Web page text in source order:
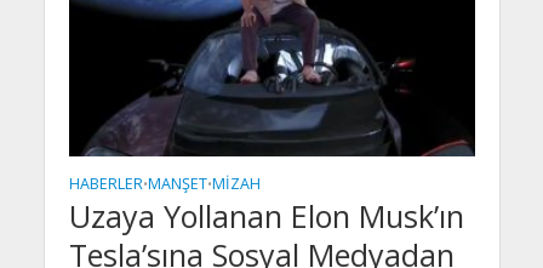
HABERLER•MANŞET•MIZAH
Uzaya Yollanan Elon Musk’ın
Tesla’sına Sosyal Medyadan